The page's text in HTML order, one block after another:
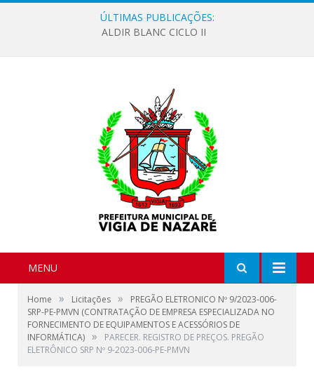
ÚLTIMAS PUBLICAÇÕES:
ALDIR BLANC CICLO II
MENU
Home » Licitações »
PREGÃO ELETRONICO Nº 9/2023-006-
SRP-PE-PMVN (CONTRATAÇÃO DE EMPRESA ESPECIALIZADA NO
FORNECIMENTO DE EQUIPAMENTOS E ACESSÓRIOS DE
INFORMÁTICA) »
PARECER. REGISTRO DE PREÇOS. PREGÃO
ELETRÔNICO SRP Nº 9-2023-006-PE-PMVN